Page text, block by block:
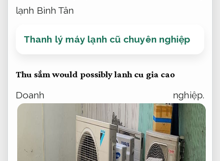
lạnh Bình Tân
Thanh lý máy lạnh cũ chuyên nghiệp
Thu sắm would possibly lanh cu gia cao
Doanh nghiệp.